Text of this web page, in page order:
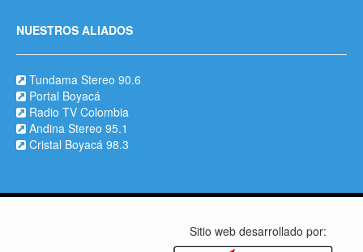
NUESTROS ALIADOS
Tundama Stereo 90.6
Portal Boyacá
Radio TV Colombia
Andina Stereo 95.1
Cristal Boyacá 98.3
Sitio web desarrollado por: